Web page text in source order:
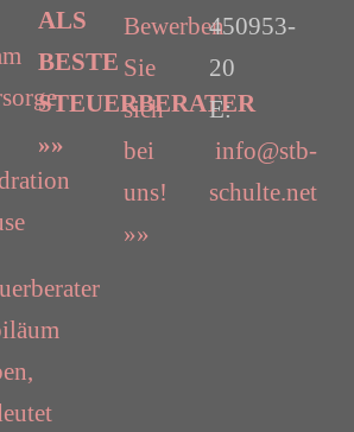
ALS
BESTE
STEUERBERATER
»»
Bewerben
Sie
sich
bei
uns!
»»
450953-
20
E:
info@stb-
schulte.net